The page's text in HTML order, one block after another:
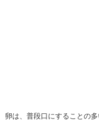
卵は、普段口にすることの